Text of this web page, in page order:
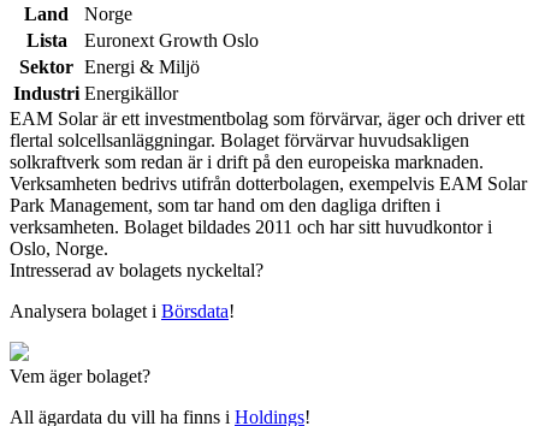
Land
Norge
Lista
Euronext Growth Oslo
Sektor Energi & Miljö
Industri Energikällor
EAM Solar är ett investmentbolag som förvärvar, äger och driver ett
flertal solcellsanläggningar. Bolaget förvärvar huvudsakligen
solkraftverk som redan är i drift på den europeiska marknaden.
Verksamheten bedrivs utifrån dotterbolagen, exempelvis EAM Solar
Park Management, som tar hand om den dagliga driften i
verksamheten. Bolaget bildades 2011 och har sitt huvudkontor i
Oslo, Norge.
Intresserad av bolagets nyckeltal?
Analysera bolaget i Börsdata!
Vem äger bolaget?
All ägardata du vill ha finns i Holdings!